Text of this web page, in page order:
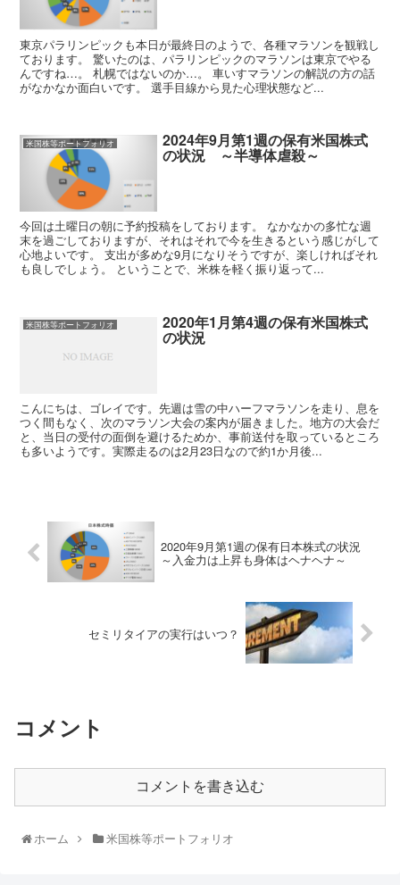
東京パラリンピックも本日が最終日のようで、各種マラソンを観戦し
ております。 驚いたのは、パラリンピックのマラソンは東京でやる
んですね…。 札幌ではないのか…。 車いすマラソンの解説の方の話
がなかなか面白いです。 選手目線から見た心理状態など...
米国株等ポートフォリオ 2024年9月第1週の保有米国株式
の状況 ～半導体虐殺～
今回は土曜日の朝に予約投稿をしております。 なかなかの多忙な週
末を過ごしておりますが、それはそれで今を生きるという感じがして
心地よいです。 支出が多めな9月になりそうですが、楽しければそれ
も良しでしょう。 ということで、米株を軽く振り返って...
米国株等ポートフォリオ 2020年1月第4週の保有米国株式
の状況
こんにちは、ゴレイです。先週は雪の中ハーフマラソンを走り、息を
つく間もなく、次のマラソン大会の案内が届きました。地方の大会だ
と、当日の受付の面倒を避けるためか、事前送付を取っているところ
も多いようです。実際走るのは2月23日なので約1か月後...
2020年9月第1週の保有日本株式の状況
～入金力は上昇も身体はヘナヘナ～
セミリタイアの実行はいつ？
コメント
コメントを書き込む
ホーム 米国株等ポートフォリオ